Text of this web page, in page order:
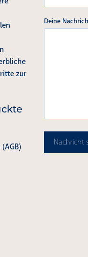
zur
Deine
Nachricht